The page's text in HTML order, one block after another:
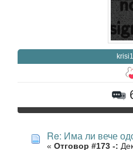
Re: Има ли вече
« Отговор #173 -: